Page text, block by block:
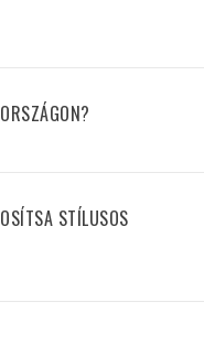
STÍLUSOS